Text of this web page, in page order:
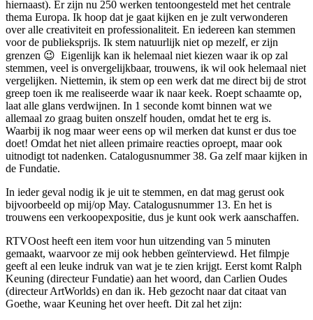
hiernaast). Er zijn nu 250 werken tentoongesteld met het centrale
thema Europa. Ik hoop dat je gaat kijken en je zult verwonderen
over alle creativiteit en professionaliteit. En iedereen kan stemmen
voor de publieksprijs. Ik stem natuurlijk niet op mezelf, er zijn
grenzen 😉 Eigenlijk kan ik helemaal niet kiezen waar ik op zal
stemmen, veel is onvergelijkbaar, trouwens, ik wil ook helemaal niet
vergelijken. Niettemin, ik stem op een werk dat me direct bij de strot
greep toen ik me realiseerde waar ik naar keek. Roept schaamte op,
laat alle glans verdwijnen. In 1 seconde komt binnen wat we
allemaal zo graag buiten onszelf houden, omdat het te erg is.
Waarbij ik nog maar weer eens op wil merken dat kunst er dus toe
doet! Omdat het niet alleen primaire reacties oproept, maar ook
uitnodigt tot nadenken. Catalogusnummer 38. Ga zelf maar kijken in
de Fundatie.
In ieder geval nodig ik je uit te stemmen, en dat mag gerust ook
bijvoorbeeld op mij/op May. Catalogusnummer 13. En het is
trouwens een verkoopexpositie, dus je kunt ook werk aanschaffen.
RTVOost heeft een item voor hun uitzending van 5 minuten
gemaakt, waarvoor ze mij ook hebben geïnterviewd. Het filmpje
geeft al een leuke indruk van wat je te zien krijgt. Eerst komt Ralph
Keuning (directeur Fundatie) aan het woord, dan Carlien Oudes
(directeur ArtWorlds) en dan ik. Heb gezocht naar dat citaat van
Goethe, waar Keuning het over heeft. Dit zal het zijn: